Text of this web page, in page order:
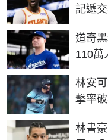
記遞
道奇
110
林安
擊率
林書